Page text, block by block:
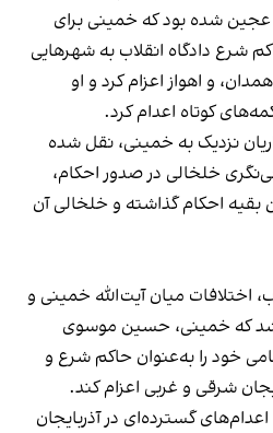
شده بود که خمینی برای
شرع دادگاه انقلاب به شهرهایی
و اهواز اعزام کرد و او
کوتاه اعدام کرد.
نزدیک به خمینی، نقل شده
خلخالی در صدور احکام،
احکام گذاشته و خلخالی آن
اختلافات میان آیت‌الله خمینی و
که خمینی، حسین موسوی
خود را به‌عنوان حاکم شرع و
شرقی و غربی اعزام کند.
گسترده‌ای در آذربایجان